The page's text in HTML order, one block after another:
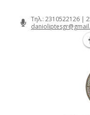
Τηλ.: 2310522126 |